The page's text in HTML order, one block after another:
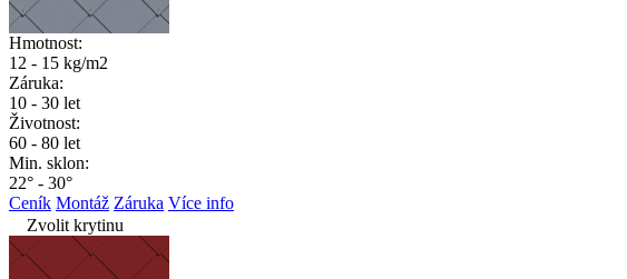
Hmotnost:
12 - 15 kg/m2
Záruka:
10 - 30 let
Životnost:
60 - 80 let
Min. sklon:
22° - 30°
Ceník Montáž Záruka Více info
Zvolit krytinu